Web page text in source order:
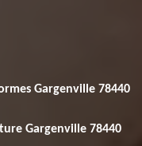
Gargenville 78440
Gargenville 78440